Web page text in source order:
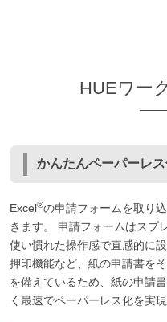
HUEワー
かんたんペーパーレ
Excel®の申請フォームを取り
きます。 申請フォームはスプ
使い慣れた操作感で直感的に
押印機能など、紙の申請書を
を備えているため、紙の申請
く最速でペーパーレス化を実